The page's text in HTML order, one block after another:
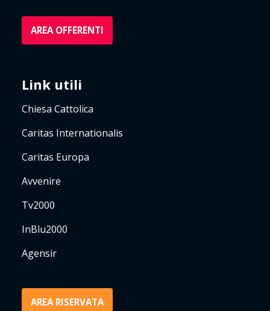
AREA OFFERENTI
Link utili
Chiesa Cattolica
Caritas Internationalis
Caritas Europa
Avvenire
Tv2000
InBlu2000
Agensir
AREA RISERVATA